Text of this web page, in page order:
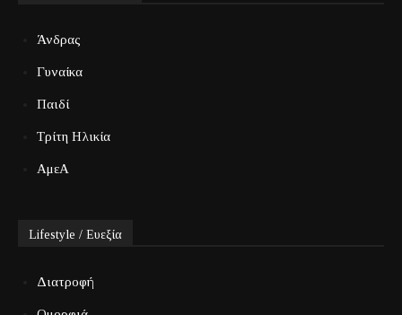
Άνδρας
Γυναίκα
Παιδί
Τρίτη Ηλικία
ΑμεΑ
Lifestyle / Ευεξία
Διατροφή